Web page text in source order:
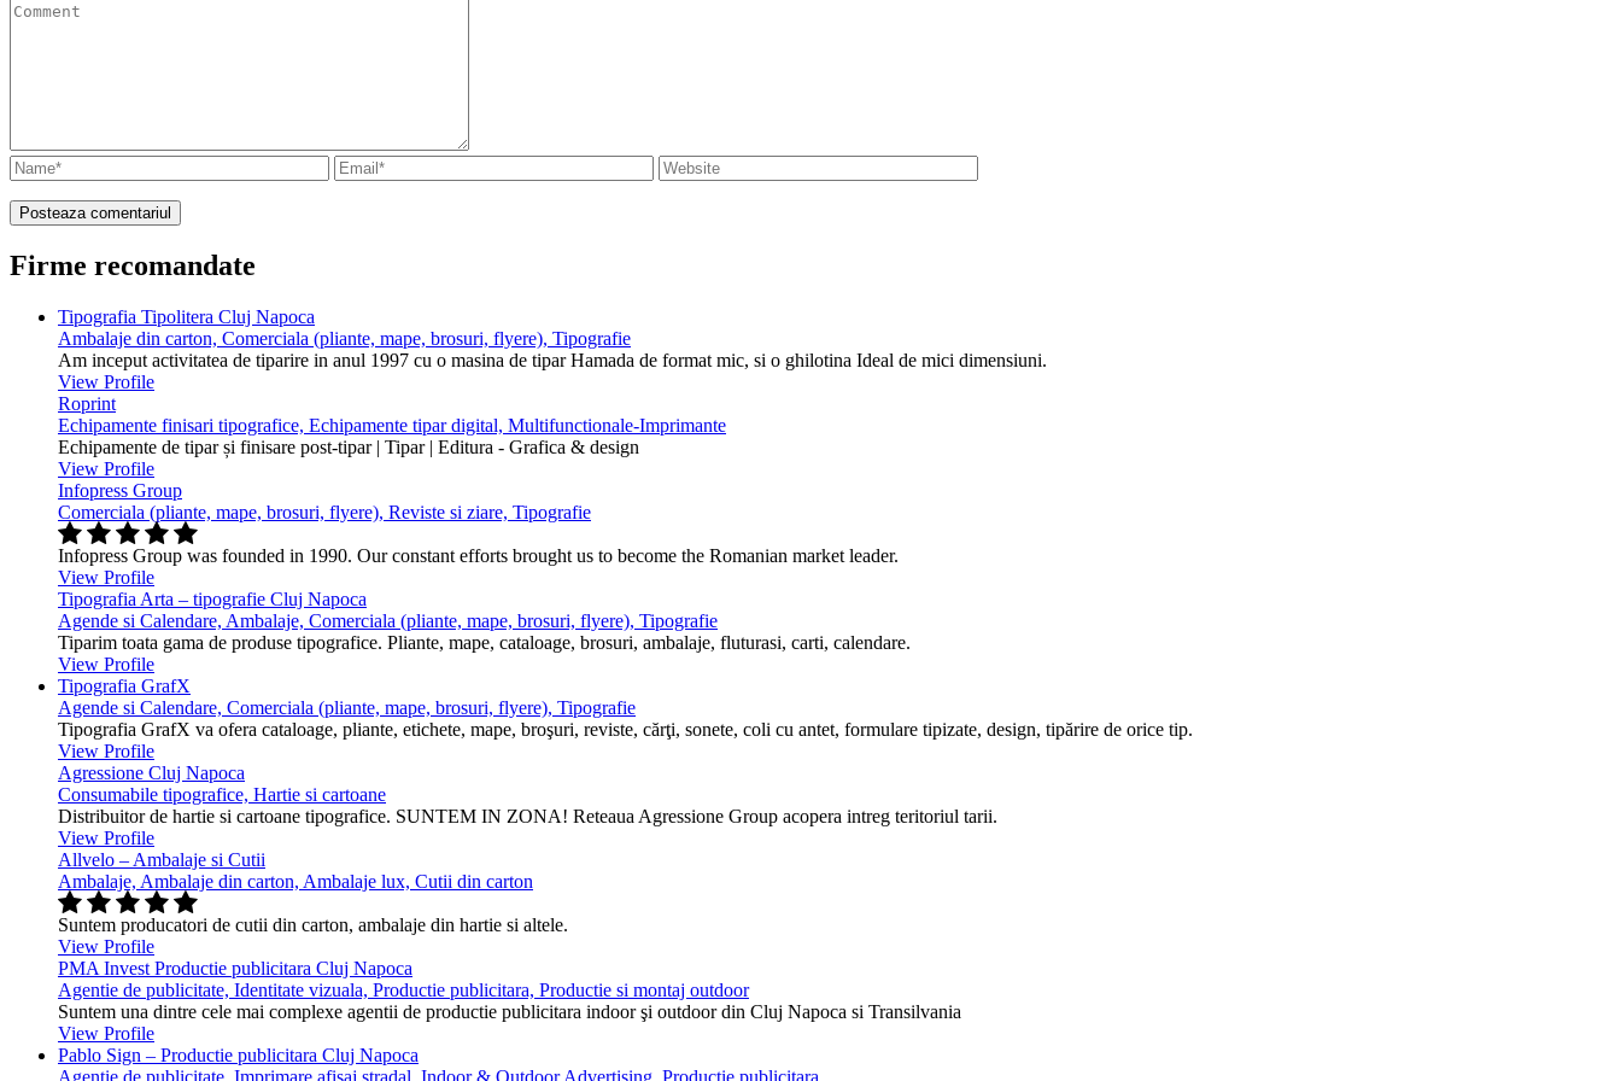
Firme recomandate
Tipografia Tipolitera Cluj Napoca
Ambalaje din carton, Comerciala (pliante, mape, brosuri, flyere), Tipografie
Am inceput activitatea de tiparire in anul 1997 cu o masina de tipar Hamada de format mic, si o ghilotina Ideal de mici dimensiuni.
View Profile
Roprint
Echipamente finisari tipografice, Echipamente tipar digital, Multifunctionale-Imprimante
Echipamente de tipar și finisare post-tipar | Tipar | Editura - Grafica & design
View Profile
Infopress Group
Comerciala (pliante, mape, brosuri, flyere), Reviste si ziare, Tipografie
Infopress Group was founded in 1990. Our constant efforts brought us to become the Romanian market leader.
View Profile
Tipografia Arta – tipografie Cluj Napoca
Agende si Calendare, Ambalaje, Comerciala (pliante, mape, brosuri, flyere), Tipografie
Tiparim toata gama de produse tipografice. Pliante, mape, cataloage, brosuri, ambalaje, fluturasi, carti, calendare.
View Profile
Tipografia GrafX
Agende si Calendare, Comerciala (pliante, mape, brosuri, flyere), Tipografie
Tipografia GrafX va ofera cataloage, pliante, etichete, mape, broşuri, reviste, cărţi, sonete, coli cu antet, formulare tipizate, design, tipărire de orice tip.
View Profile
Agressione Cluj Napoca
Consumabile tipografice, Hartie si cartoane
Distribuitor de hartie si cartoane tipografice. SUNTEM IN ZONA! Reteaua Agressione Group acopera intreg teritoriul tarii.
View Profile
Allvelo – Ambalaje si Cutii
Ambalaje, Ambalaje din carton, Ambalaje lux, Cutii din carton
Suntem producatori de cutii din carton, ambalaje din hartie si altele.
View Profile
PMA Invest Productie publicitara Cluj Napoca
Agentie de publicitate, Identitate vizuala, Productie publicitara, Productie si montaj outdoor
Suntem una dintre cele mai complexe agentii de productie publicitara indoor şi outdoor din Cluj Napoca si Transilvania
View Profile
Pablo Sign – Productie publicitara Cluj Napoca
Agentie de publicitate, Imprimare afisaj stradal, Indoor & Outdoor Advertising, Productie publicitara